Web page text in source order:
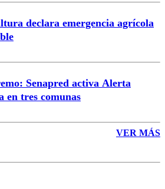
declara emergencia agrícola
Senapred activa Alerta
en tres comunas
VER MÁS